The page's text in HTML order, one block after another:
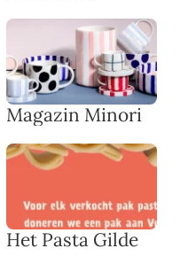
Magazin Minori
Het Pasta Gilde